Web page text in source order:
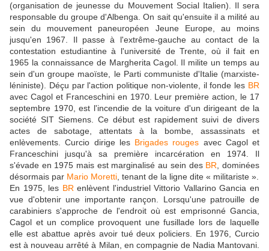
(organisation de jeunesse du Mouvement Social Italien). Il sera
responsable du groupe d'Albenga. On sait qu'ensuite il a milité au
sein du mouvement paneuropéen Jeune Europe, au moins
jusqu'en 1967. Il passe à l'extrême-gauche au contact de la
contestation estudiantine à l'université de Trente, où il fait en
1965 la connaissance de Margherita Cagol. Il milite un temps au
sein d'un groupe maoïste, le Parti communiste d'Italie (marxiste-
léniniste). Déçu par l'action politique non-violente, il fonde les BR
avec Cagol et Franceschini en 1970. Leur première action, le 17
septembre 1970, est l'incendie de la voiture d'un dirigeant de la
société SIT Siemens. Ce début est rapidement suivi de divers
actes de sabotage, attentats à la bombe, assassinats et
enlèvements. Curcio dirige les Brigades rouges avec Cagol et
Franceschini jusqu'à sa première incarcération en 1974. Il
s'évade en 1975 mais est marginalisé au sein des BR, dominées
désormais par Mario Moretti, tenant de la ligne dite « militariste ».
En 1975, les BRenlèvent l'industriel Vittorio Vallarino Gancia en
vue d'obtenir une importante rançon. Lorsqu'une patrouille de
carabiniers s'approche de l'endroit où est emprisonné Gancia,
Cagol et un complice provoquent une fusillade lors de laquelle
elle est abattue après avoir tué deux policiers. En 1976, Curcio
est à nouveau arrêté à Milan, en compagnie de Nadia Mantovani.